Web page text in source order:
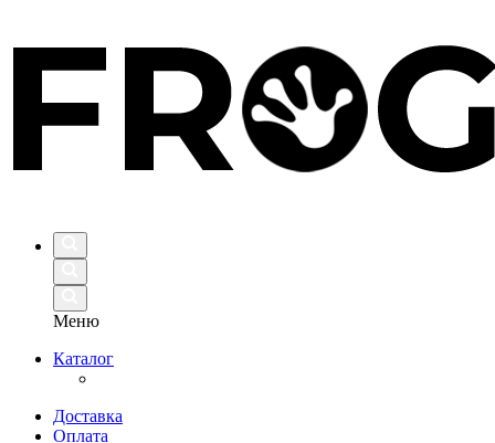
Меню
Каталог
Доставка
Оплата